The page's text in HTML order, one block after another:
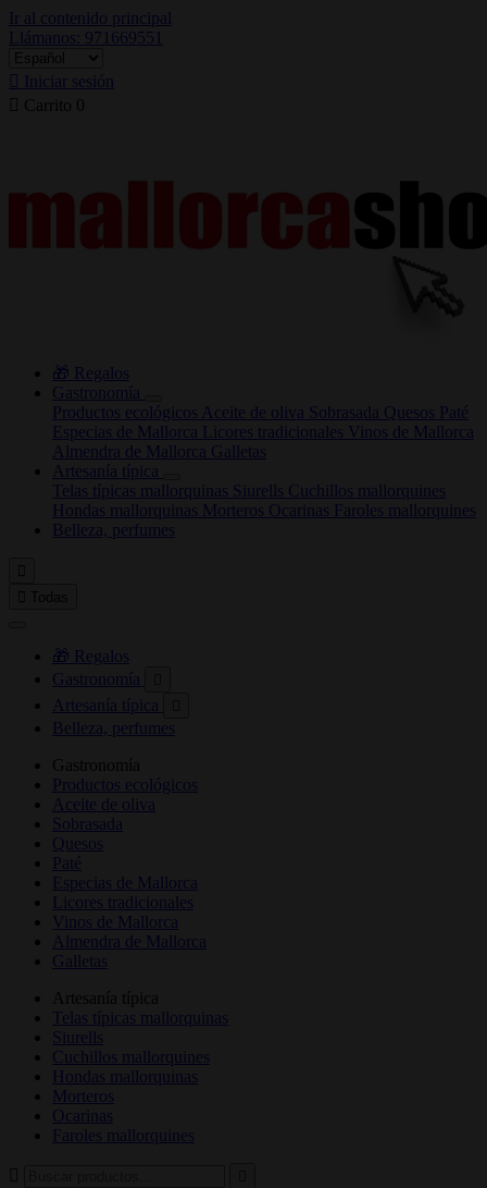
Ir al contenido principal
Llámanos: 971669551
Iniciar sesión
Carrito 0
🎁 Regalos
Gastronomía
Productos ecológicos Aceite de oliva Sobrasada Quesos Paté
Especias de Mallorca Licores tradicionales Vinos de Mallorca
Almendra de Mallorca Galletas
Artesanía típica
Telas típicas mallorquinas Siurells Cuchillos mallorquines
Hondas mallorquinas Morteros Ocarinas Faroles mallorquines
Belleza, perfumes
🎁 Regalos
Gastronomía
Artesanía típica
Belleza, perfumes
Gastronomía
Productos ecológicos
Aceite de oliva
Sobrasada
Quesos
Paté
Especias de Mallorca
Licores tradicionales
Vinos de Mallorca
Almendra de Mallorca
Galletas
Artesanía típica
Telas típicas mallorquinas
Siurells
Cuchillos mallorquines
Hondas mallorquinas
Morteros
Ocarinas
Faroles mallorquines